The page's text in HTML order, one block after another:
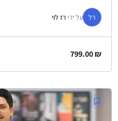
רל על ידי רז לוי
799.00₪